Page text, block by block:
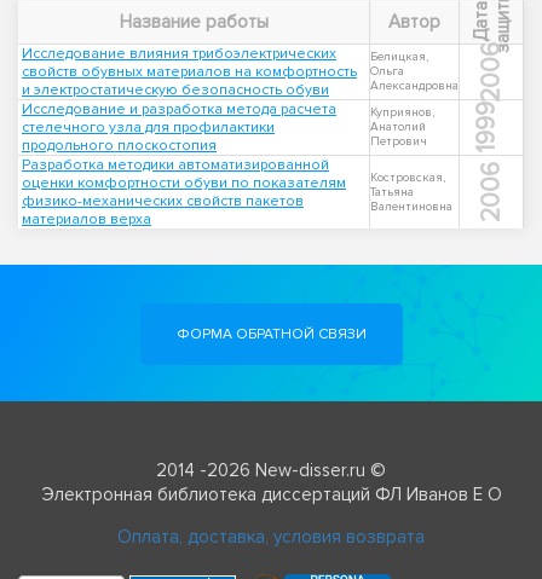
Название работы Автор Д
а
т
а
з
а
щ
и
т ы
Исследование влияния трибоэлектрических
свойств обувных материалов на комфортность
и электростатическую безопасность обуви
Белицкая,
Ольга
Александровна
2006
Исследование и разработка метода расчета
стелечного узла для профилактики
продольного плоскостопия
Куприянов,
Анатолий
Петрович
1999
Разработка методики автоматизированной
оценки комфортности обуви по показателям
физико-механических свойств пакетов
материалов верха
Костровская,
Татьяна
Валентиновна
2006
ФОРМА ОБРАТНОЙ СВЯЗИ
2014 -2026 New-disser.ru ©
Электронная библиотека диссертаций ФЛ Иванов Е О
Оплата, доставка, условия возврата